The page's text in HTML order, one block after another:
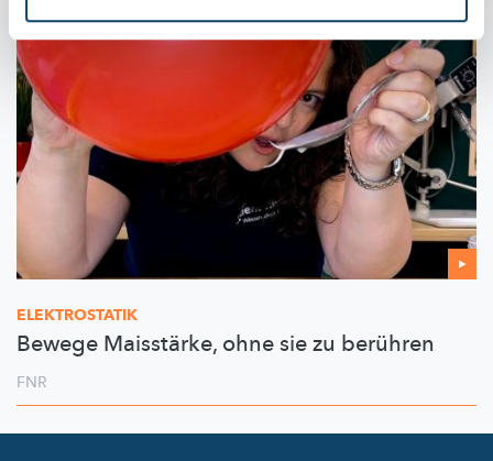
ELEKTROSTATIK
Bewege Maisstärke, ohne sie zu berühren
FNR